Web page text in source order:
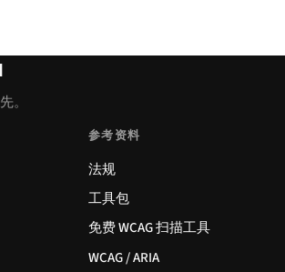
。
参考资料
法规
工具包
免费 WCAG 扫描工具
WCAG / ARIA